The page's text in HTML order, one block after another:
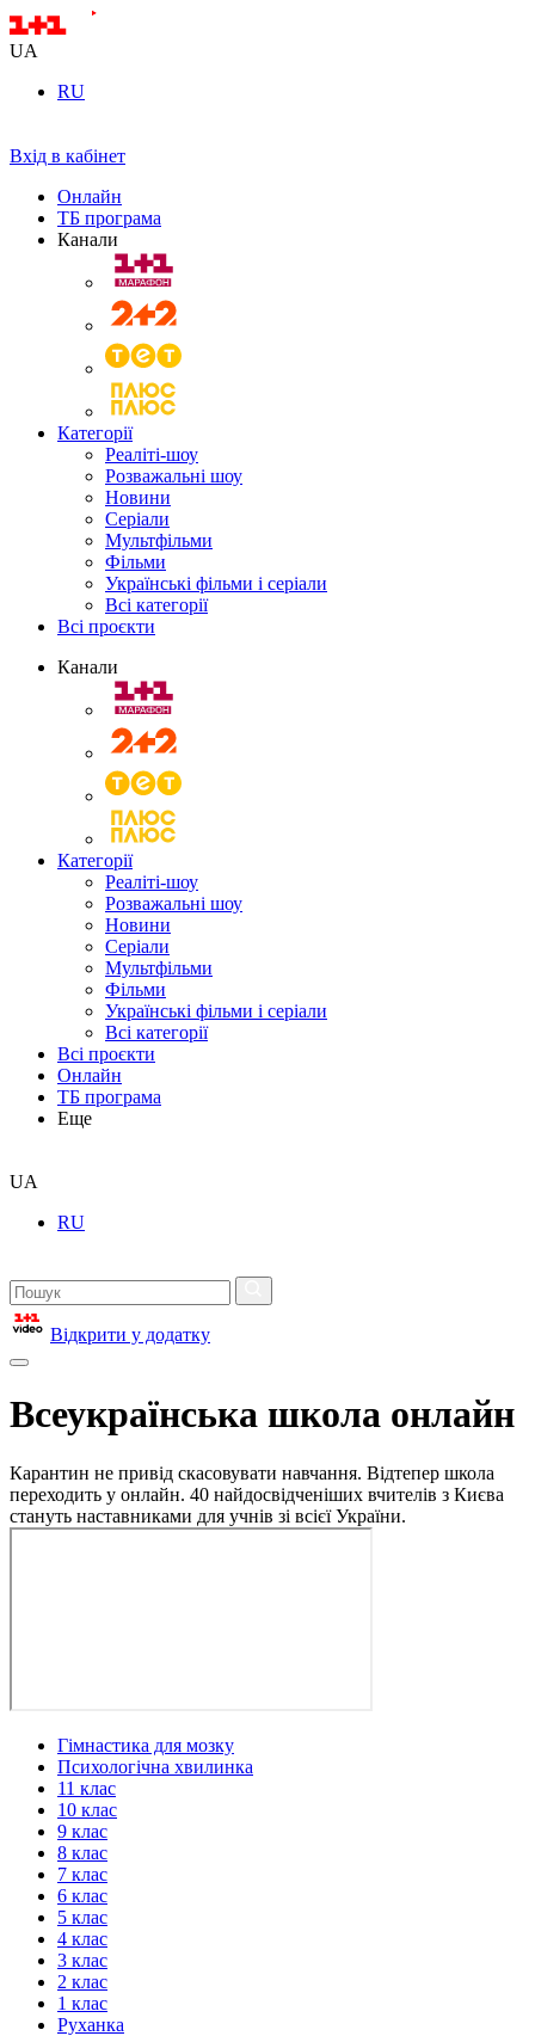
UA
RU
Вхід в кабінет
Онлайн
ТБ програма
Канали
Категорії
Реаліті-шоу
Розважальні шоу
Новини
Серіали
Мультфільми
Фільми
Українські фільми і серіали
Всі категорії
Всі проєкти
Канали
Категорії
Реаліті-шоу
Розважальні шоу
Новини
Серіали
Мультфільми
Фільми
Українські фільми і серіали
Всі категорії
Всі проєкти
Онлайн
ТБ програма
Еще
UA
RU
Відкрити у додатку
Всеукраїнська школа онлайн
Карантин не привід скасовувати навчання. Відтепер школа
переходить у онлайн. 40 найдосвідченіших вчителів з Києва
стануть наставниками для учнів зі всієї України.
Гімнастика для мозку
Психологічна хвилинка
11 клас
10 клас
9 клас
8 клас
7 клас
6 клас
5 клас
4 клас
3 клас
2 клас
1 клас
Руханка